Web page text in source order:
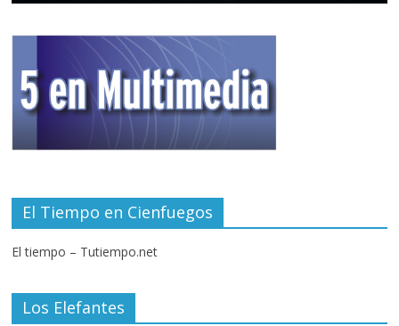
El Tiempo en Cienfuegos
El tiempo – Tutiempo.net
Los Elefantes